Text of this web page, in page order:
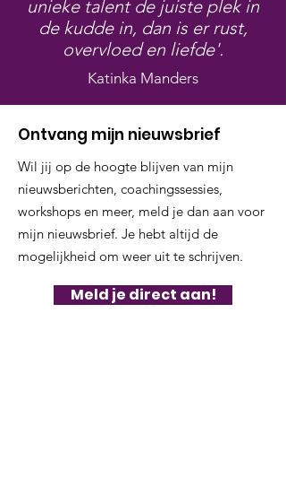
unieke talent de juiste plek in
de kudde in, dan is er rust,
overvloed en liefde'.
Katinka Manders
Ontvang mijn nieuwsbrief
Wil jij op de hoogte blijven van mijn
nieuwsberichten, coachingssessies,
workshops en meer, meld je dan aan voor
mijn nieuwsbrief. Je hebt altijd de
mogelijkheid om weer uit te schrijven.
Meld je direct aan!